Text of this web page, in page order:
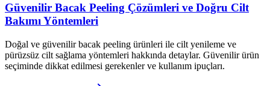
Güvenilir Bacak Peeling Çözümleri ve Doğru Cilt
Bakımı Yöntemleri
Doğal ve güvenilir bacak peeling ürünleri ile cilt yenileme ve
pürüzsüz cilt sağlama yöntemleri hakkında detaylar. Güvenilir ürün
seçiminde dikkat edilmesi gerekenler ve kullanım ipuçları.